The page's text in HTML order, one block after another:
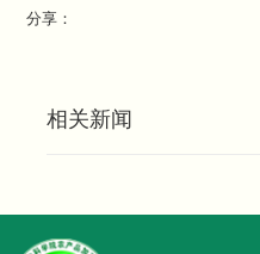
分享：
相关新闻